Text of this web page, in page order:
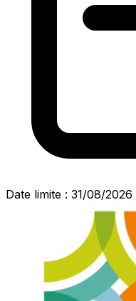
Date limite : 31/08/2026